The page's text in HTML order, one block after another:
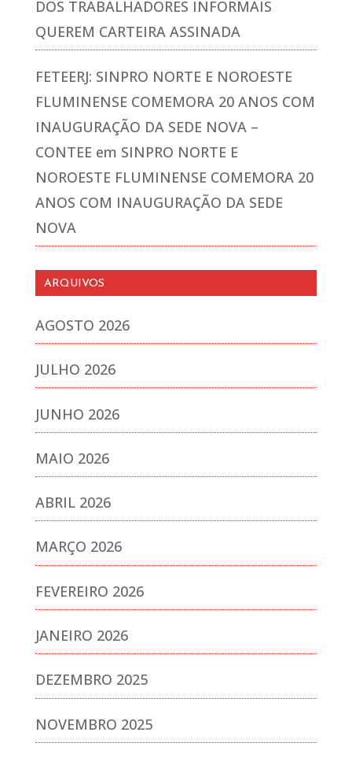
DOS TRABALHADORES INFORMAIS
QUEREM CARTEIRA ASSINADA
FETEERJ: SINPRO NORTE E NOROESTE
FLUMINENSE COMEMORA 20 ANOS COM
INAUGURAÇÃO DA SEDE NOVA –
CONTEE em SINPRO NORTE E
NOROESTE FLUMINENSE COMEMORA 20
ANOS COM INAUGURAÇÃO DA SEDE
NOVA
ARQUIVOS
AGOSTO 2026
JULHO 2026
JUNHO 2026
MAIO 2026
ABRIL 2026
MARÇO 2026
FEVEREIRO 2026
JANEIRO 2026
DEZEMBRO 2025
NOVEMBRO 2025